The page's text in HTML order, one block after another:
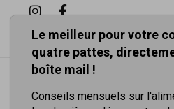
Le meilleur pour votre
quatre pattes,
boîte mail !
Conseils mensuels sur